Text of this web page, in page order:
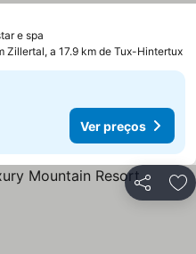
e spa
Zillertal, a 17.9 km de Tux-Hintertux
Ver preços
Partilhar